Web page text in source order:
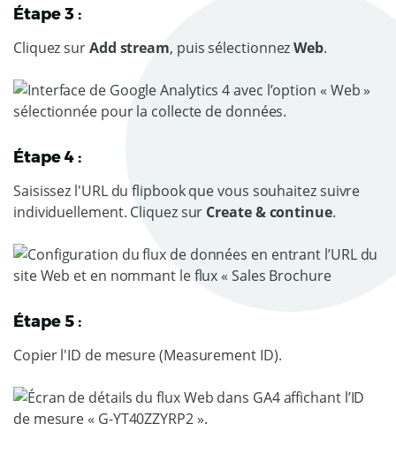
Étape 3 :
Cliquez surAdd stream, puis sélectionnezWeb.
Étape 4 :
Saisissez l'URL du flipbook que vous souhaitez suivre
individuellement. Cliquez sur Create & continue.
Étape 5 :
Copier l'ID de mesure (Measurement ID).